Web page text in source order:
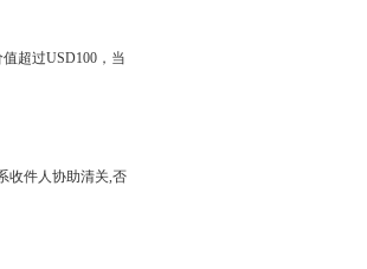
超过USD100，当
收件人协助清关,否